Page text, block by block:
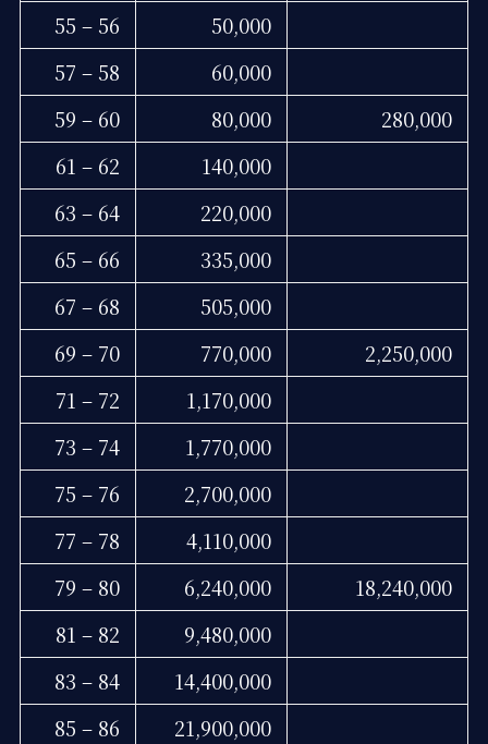
55 – 56
50,000
57 – 58
60,000
59 – 60
80,000
280,000
61 – 62
140,000
63 – 64
220,000
65 – 66
335,000
67 – 68
505,000
69 – 70
770,000
2,250,000
71 – 72
1,170,000
73 – 74
1,770,000
75 – 76
2,700,000
77 – 78
4,110,000
79 – 80
6,240,000
18,240,000
81 – 82
9,480,000
83 – 84
14,400,000
85 – 86
21,900,000